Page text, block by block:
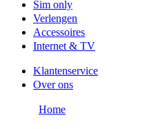
Sim only
Verlengen
Accessoires
Internet & TV
Klantenservice
Over ons
Home